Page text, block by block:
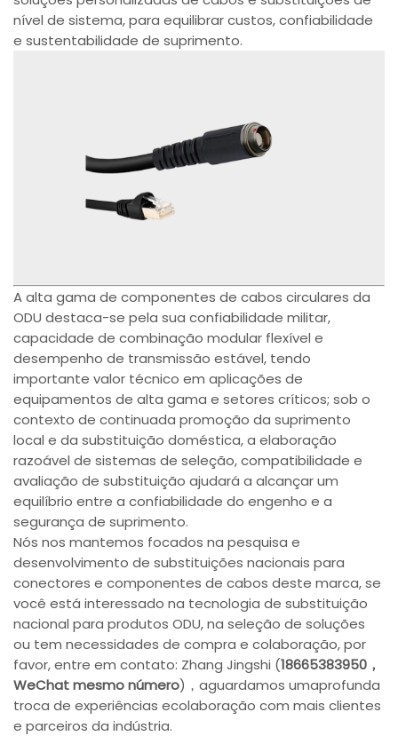
nível de sistema, para equilibrar custos, confiabilidade
e sustentabilidade de suprimento.
A alta gama de componentes de cabos circulares da
ODU destaca-se pela sua confiabilidade militar,
capacidade de combinação modular flexível e
desempenho de transmissão estável, tendo
importante valor técnico em aplicações de
equipamentos de alta gama e setores críticos; sob o
contexto de continuada promoção da suprimento
local e da substituição doméstica, a elaboração
razoável de sistemas de seleção, compatibilidade e
avaliação de substituição ajudará a alcançar um
equilíbrio entre a confiabilidade do engenho e a
segurança de suprimento.
Nós nos mantemos focados na pesquisa e
desenvolvimento de substituições nacionais para
conectores e componentes de cabos deste marca, se
você está interessado na tecnologia de substituição
nacional para produtos ODU, na seleção de soluções
ou tem necessidades de compra e colaboração, por
favor, entre em contato: Zhang Jingshi (18665383950，
WeChat mesmo número)，aguardamos umaprofunda
troca de experiências ecolaboração com mais clientes
e parceiros da indústria.